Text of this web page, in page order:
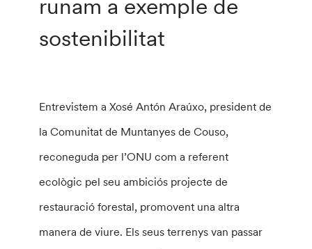
runam a exemple de
sostenibilitat
Entrevistem a Xosé Antón Araúxo, president de
la Comunitat de Muntanyes de Couso,
reconeguda per l’ONU com a referent
ecològic pel seu ambiciós projecte de
restauració forestal, promovent una altra
manera de viure. Els seus terrenys van passar